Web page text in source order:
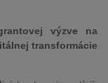
výzve na
transformácie